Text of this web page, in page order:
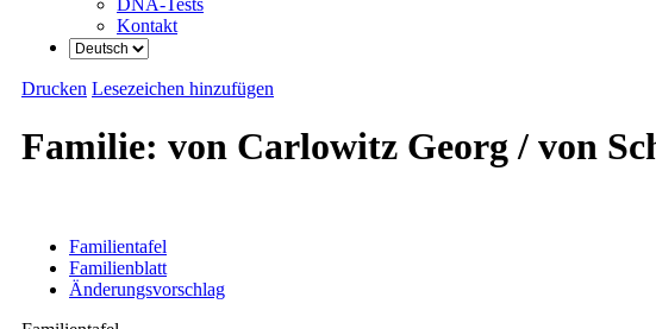
DNA-Tests
Kontakt
Drucken Lesezeichen hinzufügen
Familie: von Carlowitz Georg / von
Familientafel
Familienblatt
Änderungsvorschlag